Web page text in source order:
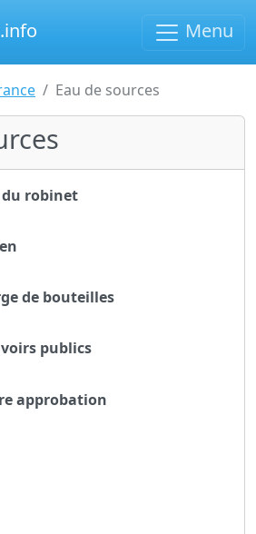
Menu
Eau de sources
du robinet
de bouteilles
publics
approbation